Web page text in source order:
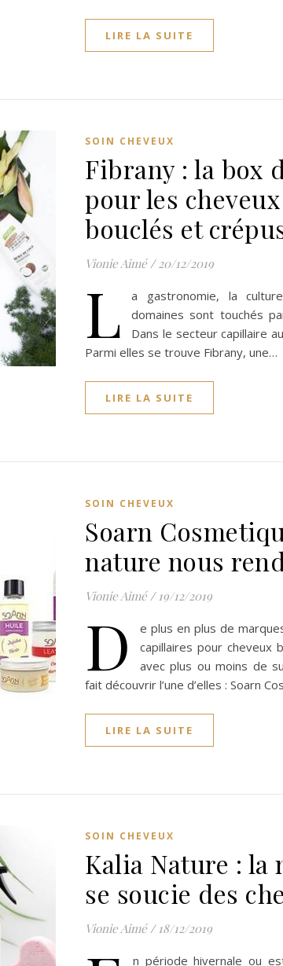
LIRE LA SUITE
SOIN CHEVEUX
Fibrany : la box
pour les
bouclés et
Vionie Aimé / 20/12/2019
L
a gastronomie, la
domaines sont touchés
Dans le secteur capillaire
Parmi elles se trouve Fibrany, une…
LIRE LA SUITE
SOIN CHEVEUX
Soarn
nature nous
Vionie Aimé / 19/12/2019
D
e plus en plus de
capillaires pour cheveux
avec plus ou moins de
fait découvrir l’une d’elles : Soarn
LIRE LA SUITE
SOIN CHEVEUX
Kalia Nature : la
se soucie des
Vionie Aimé / 18/12/2019
n période hivernale ou